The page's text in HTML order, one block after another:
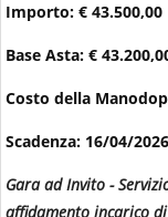
Importo: € 43.500,00
Base Asta: €
Costo della
Scadenza: 16/04/
Gara ad Invito -
affidamento incarico